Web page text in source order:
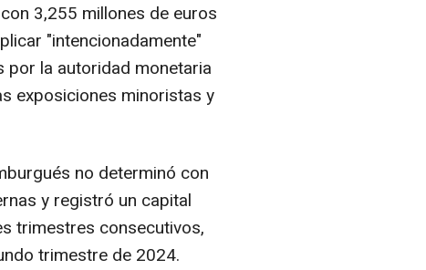
3,255 millones de euros
"intencionadamente"
la autoridad monetaria
exposiciones minoristas y
no determinó con
y registró un capital
trimestres consecutivos,
trimestre de 2024.